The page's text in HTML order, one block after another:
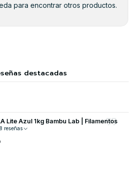
para encontrar otros productos.
destacadas
Lite Azul 1kg Bambu Lab | Filamentos
8 reseñas